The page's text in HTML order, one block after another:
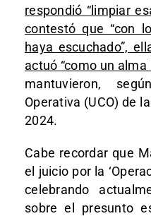
respondió “limpiar
contestó que “con
haya escuchado”,
actuó “como un alma
mantuvieron,
Operativa (UCO) de
2024.
Cabe recordar que
el juicio por la
celebrando
sobre el presunto